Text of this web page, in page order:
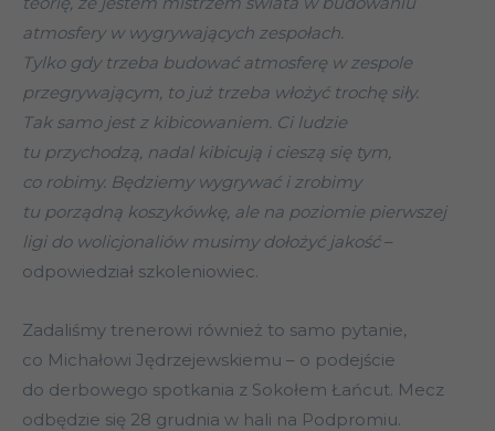
atmosfery w wygrywających zespołach.
Tylko gdy trzeba budować atmosferę w zespole
przegrywającym, to już trzeba włożyć trochę siły.
Tak samo jest z kibicowaniem. Ci ludzie
tu przychodzą, nadal kibicują i cieszą się tym,
co robimy. Będziemy wygrywać i zrobimy
tu porządną koszykówkę, ale na poziomie pierwszej
ligi do wolicjonaliów musimy dołożyć jakość–
odpowiedział szkoleniowiec.
Zadaliśmy trenerowi również to samo pytanie,
co Michałowi Jędrzejewskiemu – o podejście
do derbowego spotkania z Sokołem Łańcut. Mecz
odbędzie się 28 grudnia w hali na Podpromiu.